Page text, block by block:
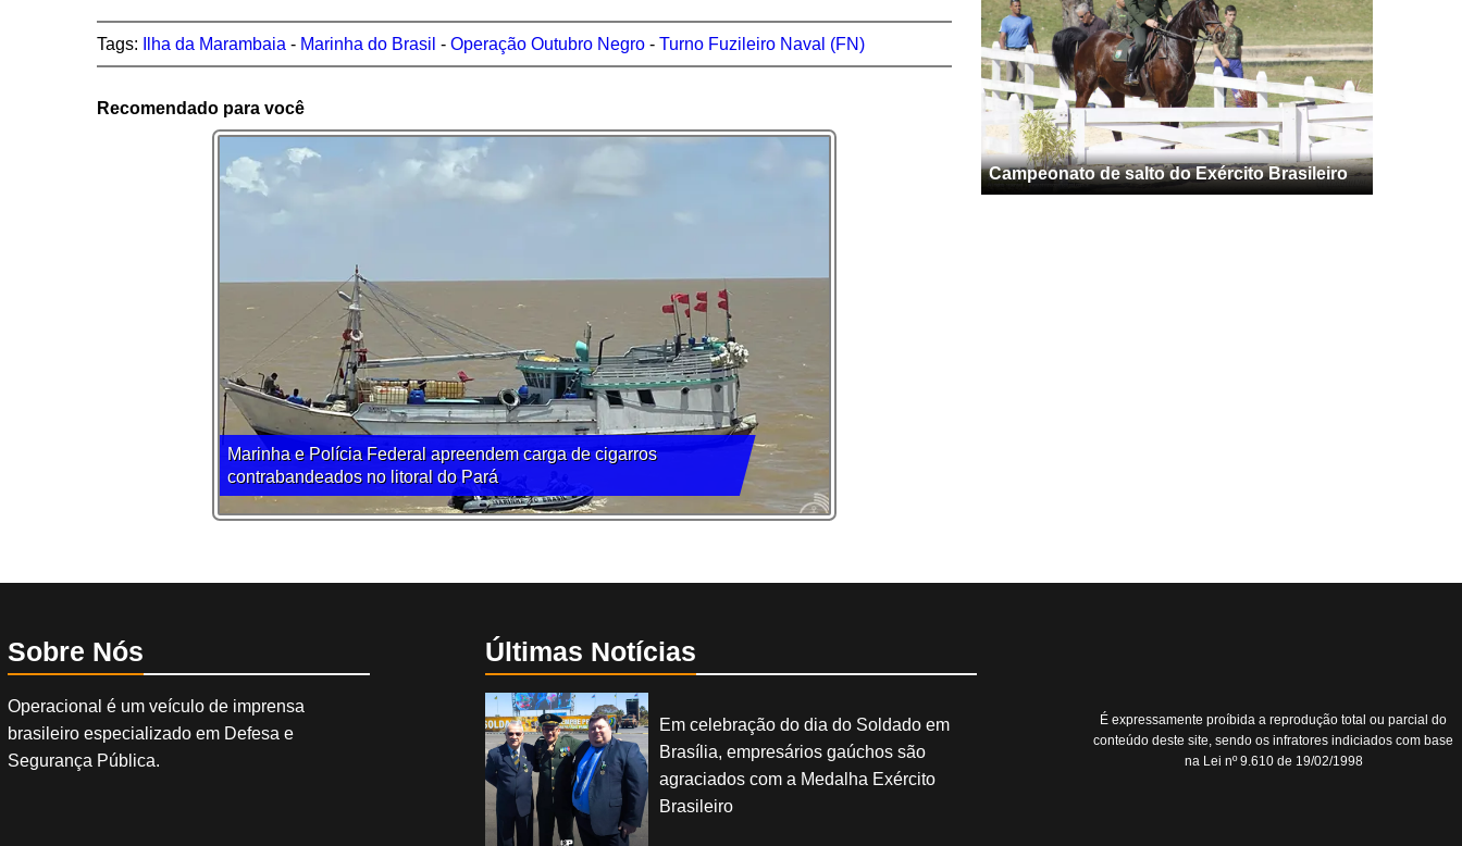
Tags: Ilha da Marambaia - Marinha do Brasil - Operação Outubro Negro- Turno Fuzileiro Naval (FN)
Recomendado para você
Marinha e Polícia Federal apreendem carga de cigarros
contrabandeados no litoral do Pará
Campeonato de salto do Exército Brasileiro
Sobre Nós
Operacional é um veículo de imprensa
brasileiro especializado em Defesa e
Segurança Pública.
Últimas Notícias
Em celebração do dia do Soldado em
Brasília, empresários gaúchos são
agraciados com a Medalha Exército
Brasileiro
É expressamente proíbida a reprodução total ou parcial do
conteúdo deste site, sendo os infratores indiciados com base
na Lei nº 9.610 de 19/02/1998